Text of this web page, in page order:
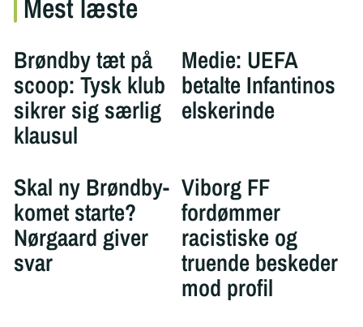
Mest læste
Brøndby tæt på
scoop: Tysk klub
sikrer sig særlig
klausul
Medie: UEFA
betalte Infantinos
elskerinde
Skal ny Brøndby-
komet starte?
Nørgaard giver
svar
Viborg FF
fordømmer
racistiske og
truende beskeder
mod profil